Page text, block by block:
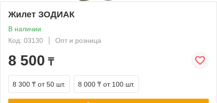
Жилет ЗОДИАК
В наличии
Код: 03130
Опт и розница
8 500 ₸
8 300 ₸ от 50 шт. 8 000 ₸ от 100 шт.